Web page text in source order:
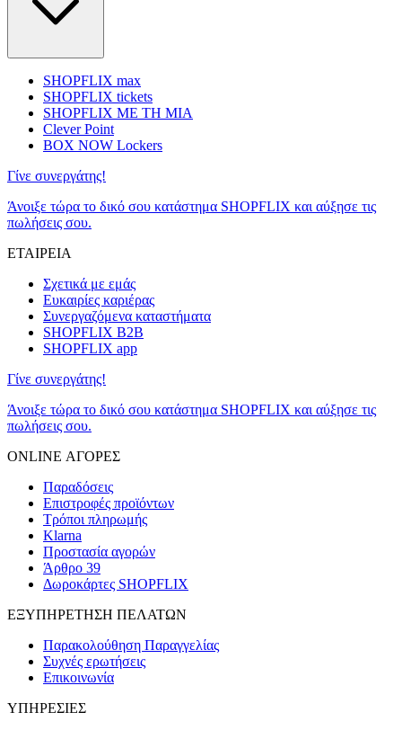
SHOPFLIX max
SHOPFLIX tickets
SHOPFLIX ΜΕ ΤΗ ΜΙΑ
Clever Point
BOX NOW Lockers
Γίνε συνεργάτης!
Άνοιξε τώρα το δικό σου κατάστημα SHOPFLIX και αύξησε τις
πωλήσεις σου.
ΕΤΑΙΡΕΙΑ
Σχετικά με εμάς
Ευκαιρίες καριέρας
Συνεργαζόμενα καταστήματα
SHOPFLIX B2B
SHOPFLIX app
Γίνε συνεργάτης!
Άνοιξε τώρα το δικό σου κατάστημα SHOPFLIX και αύξησε τις
πωλήσεις σου.
ONLINE ΑΓΟΡΕΣ
Παραδόσεις
Επιστροφές προϊόντων
Τρόποι πληρωμής
Klarna
Προστασία αγορών
Άρθρο 39
Δωροκάρτες SHOPFLIX
ΕΞΥΠΗΡΕΤΗΣΗ ΠΕΛΑΤΩΝ
Παρακολούθηση Παραγγελίας
Συχνές ερωτήσεις
Επικοινωνία
ΥΠΗΡΕΣΙΕΣ